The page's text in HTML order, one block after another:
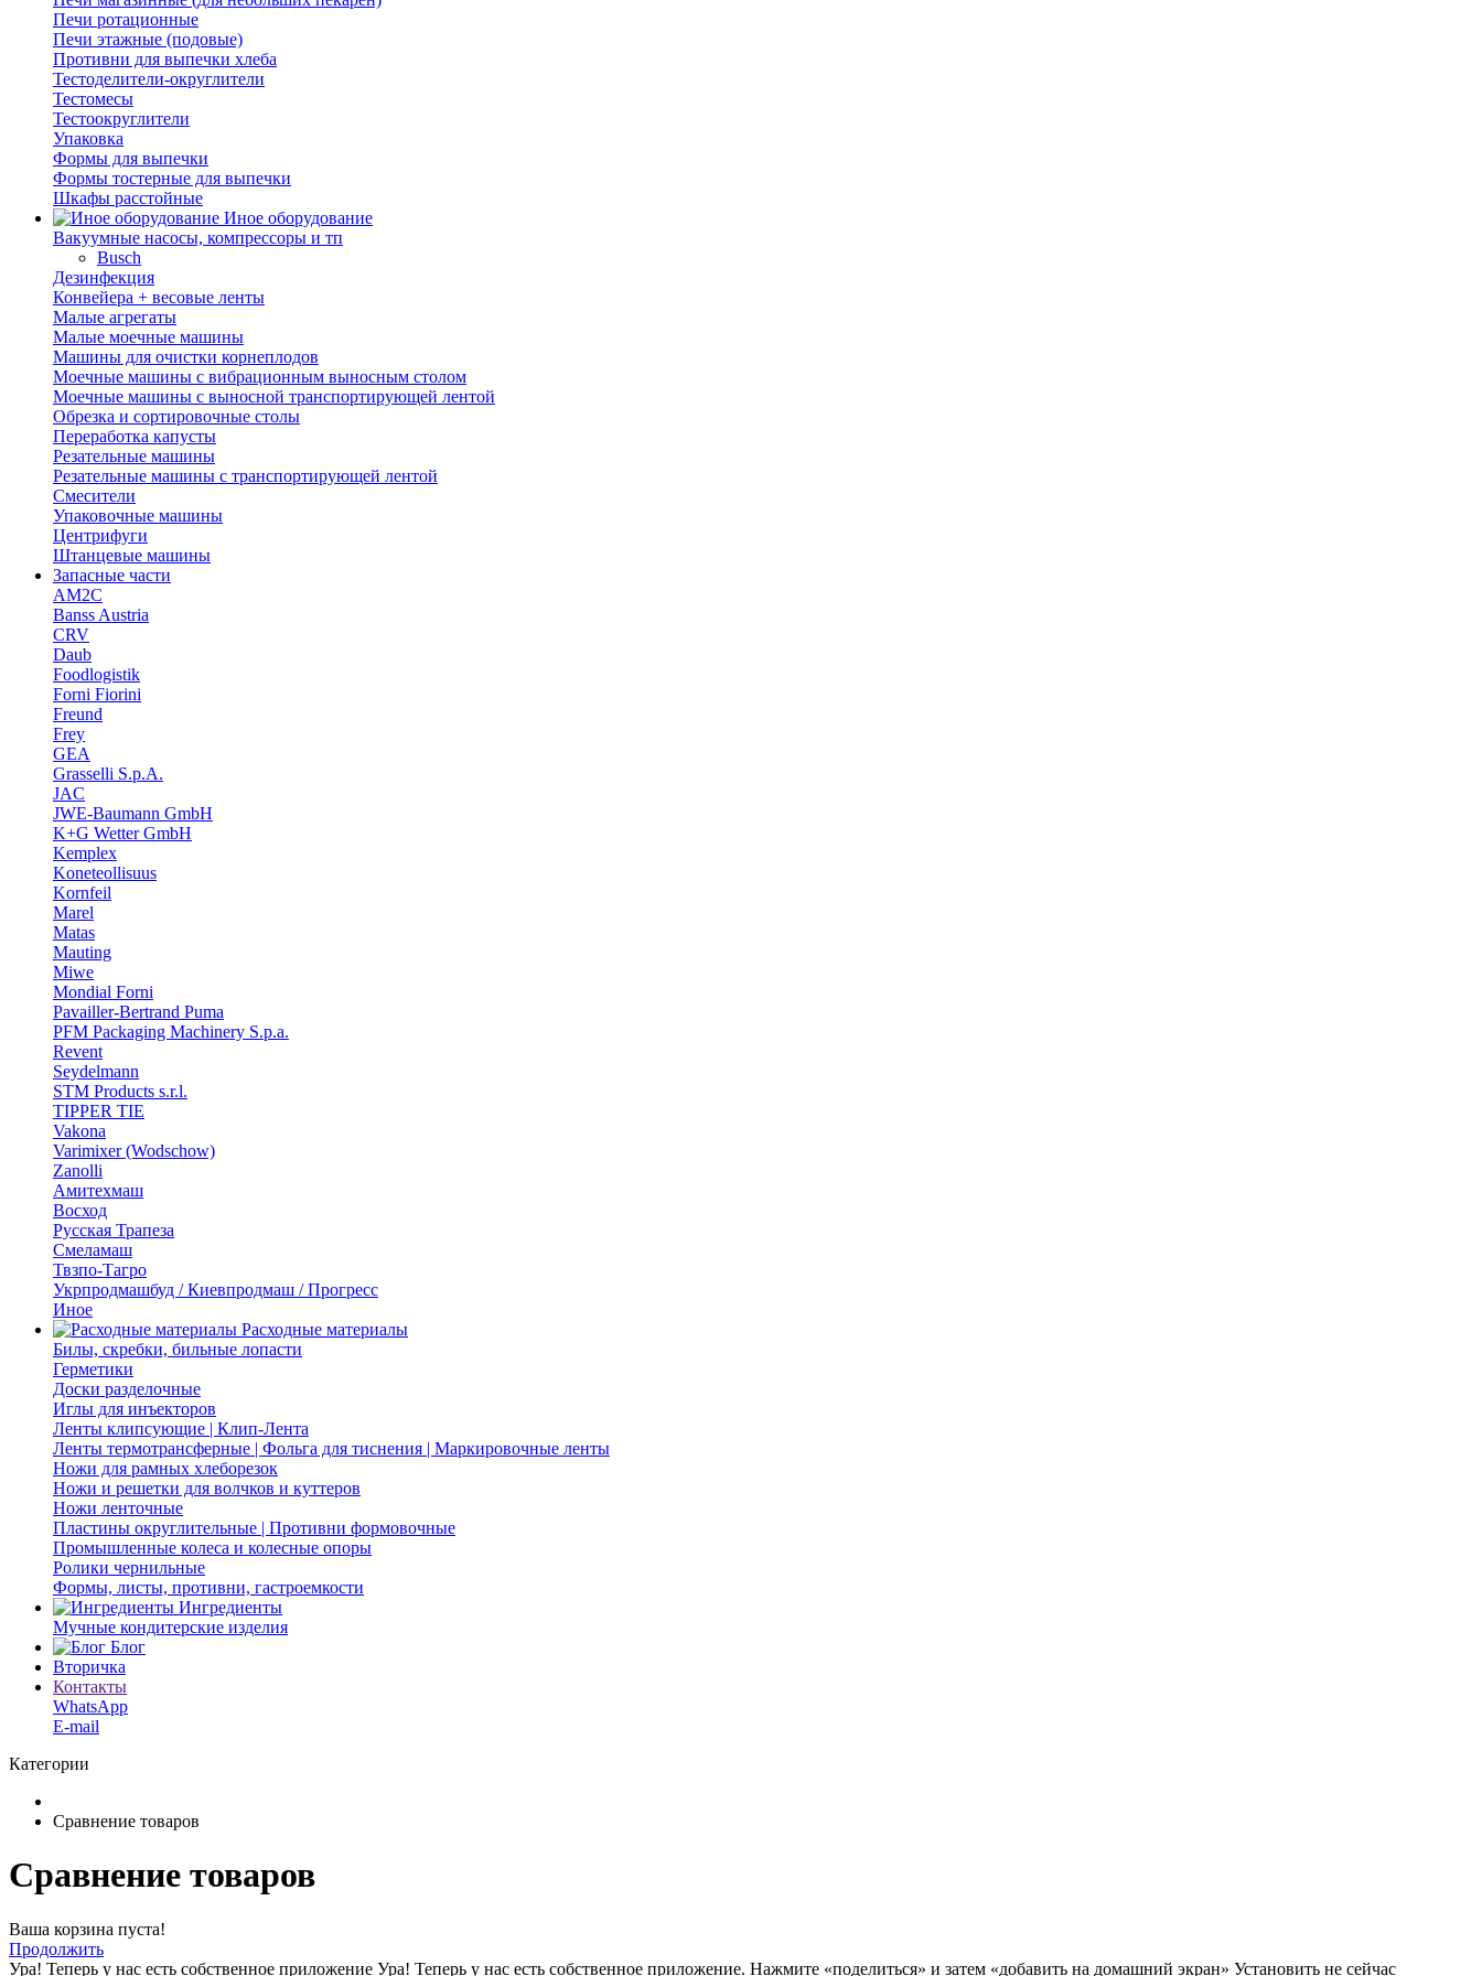
Печи ротационные
Печи этажные (подовые)
Противни для выпечки хлеба
Тестоделители-округлители
Тестомесы
Тестоокруглители
Упаковка
Формы для выпечки
Формы тостерные для выпечки
Шкафы расстойные
Иное оборудование
Вакуумные насосы, компрессоры и тп
Busch
Дезинфекция
Конвейера + весовые ленты
Малые агрегаты
Малые моечные машины
Машины для очистки корнеплодов
Моечные машины с вибрационным выносным столом
Моечные машины с выносной транспортирующей лентой
Обрезка и сортировочные столы
Переработка капусты
Резательные машины
Резательные машины с транспортирующей лентой
Смесители
Упаковочные машины
Центрифуги
Штанцевые машины
Запасные части
AM2C
Banss Austria
CRV
Daub
Foodlogistik
Forni Fiorini
Freund
Frey
GEA
Grasselli S.p.A.
JAC
JWE-Baumann GmbH
K+G Wetter GmbH
Kemplex
Koneteollisuus
Kornfeil
Marel
Matas
Mauting
Miwe
Mondial Forni
Pavailler-Bertrand Puma
PFM Packaging Machinery S.p.a.
Revent
Seydelmann
STM Products s.r.l.
TIPPER TIE
Vakona
Varimixer (Wodschow)
Zanolli
Амитехмаш
Восход
Русская Трапеза
Смеламаш
Твзпо-Тагро
Укрпродмашбуд / Киевпродмаш / Прогресс
Иное
Расходные материалы
Билы, скребки, бильные лопасти
Герметики
Доски разделочные
Иглы для инъекторов
Ленты клипсующие | Клип-Лента
Ленты термотрансферные | Фольга для тиснения | Маркировочные ленты
Ножи для рамных хлеборезок
Ножи и решетки для волчков и куттеров
Ножи ленточные
Пластины округлительные | Противни формовочные
Промышленные колеса и колесные опоры
Ролики чернильные
Формы, листы, противни, гастроемкости
Ингредиенты
Мучные кондитерские изделия
Блог
Вторичка
Контакты
WhatsApp
E-mail
Категории
Сравнение товаров
Сравнение товаров
Ваша корзина пуста!
Продолжить
Ура! Теперь у нас есть собственное приложение Ура! Теперь у нас есть собственное приложение. Нажмите «поделиться» и затем «добавить на домашний экран» Установить не сейчас